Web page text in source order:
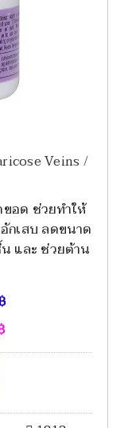
Veins /
ขอด ช่วยทำให้
กเสบ ลดขนาด
และ ช่วยต้าน